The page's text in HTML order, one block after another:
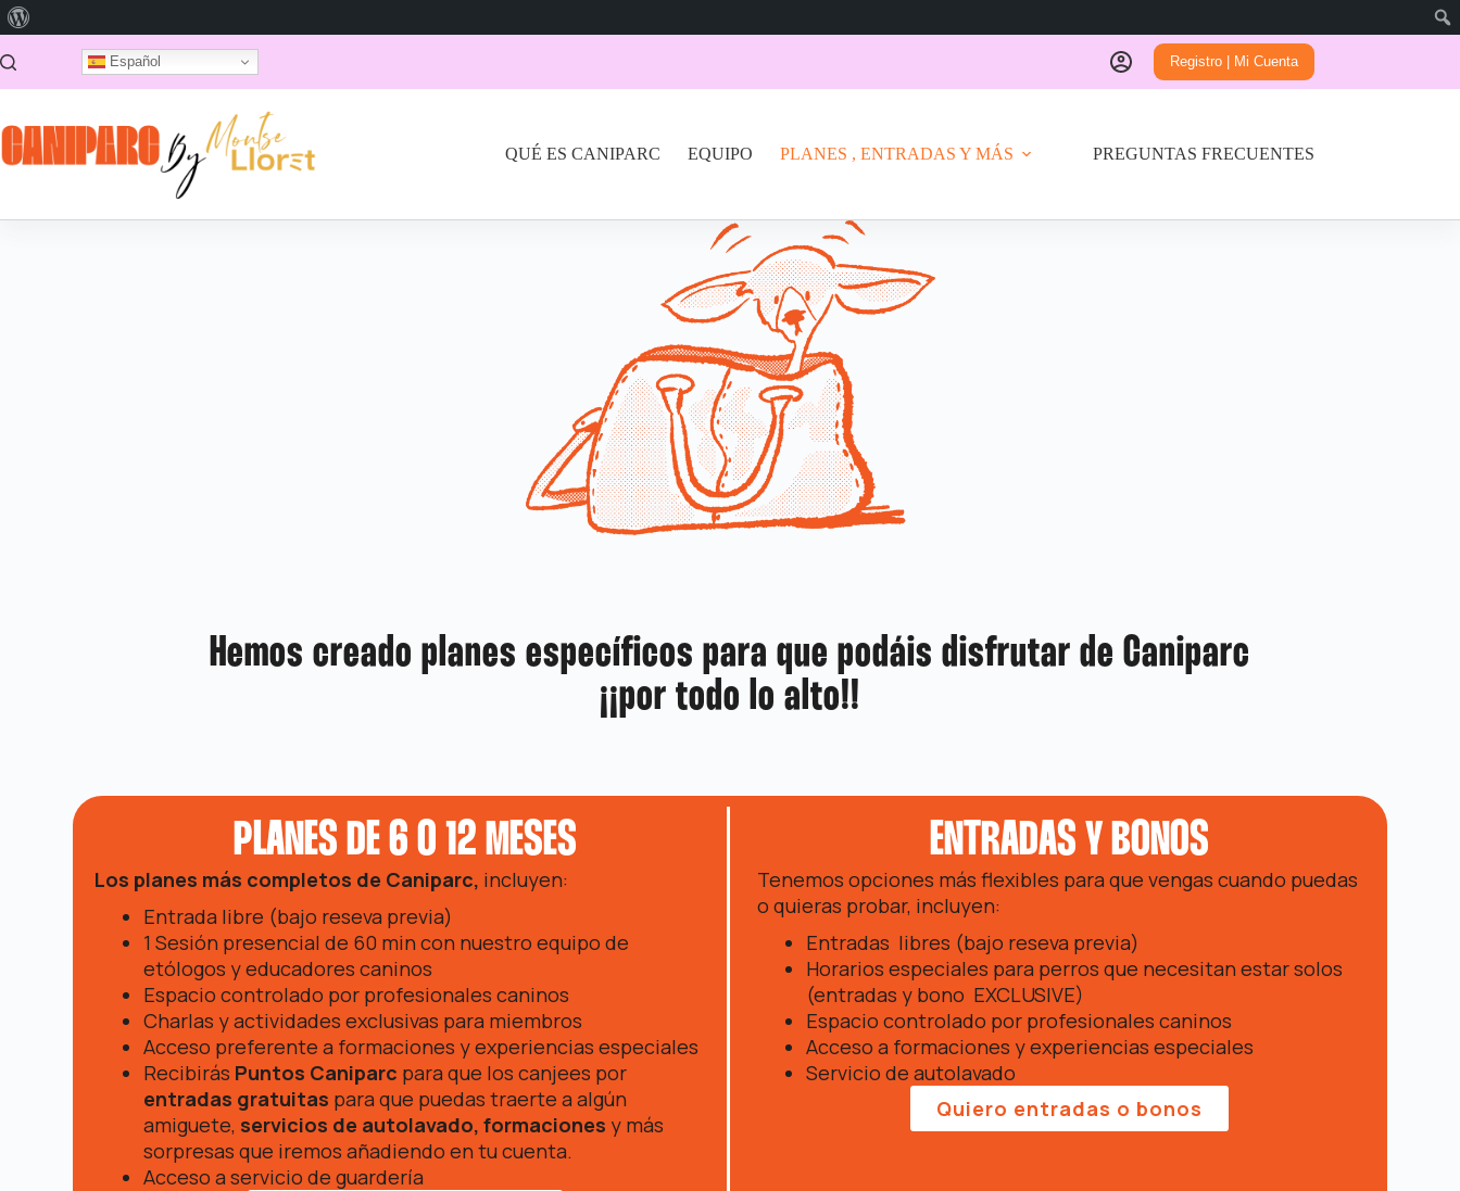
Español Registro | Mi Cuenta
QUÉ ES CANIPARC EQUIPO PLANES , ENTRADAS Y MÁS PREGUNTAS FRECUENTES
Hemos creado planes específicos para que podáis disfrutar de Caniparc
¡¡por todo lo alto!!
PLANES DE 6 O 12 MESES
Los planes más completos de Caniparc, incluyen:
Entrada libre (bajo reseva previa)
1 Sesión presencial de 60 min con nuestro equipo de
etólogos y educadores caninos
Espacio controlado por profesionales caninos
Charlas y actividades exclusivas para miembros
Acceso preferente a formaciones y experiencias especiales
Recibirás Puntos Caniparc para que los canjees por
entradas gratuitas para que puedas traerte a algún
amiguete, servicios de autolavado, formaciones y más
sorpresas que iremos añadiendo en tu cuenta.
Acceso a servicio de guardería
ENTRADAS Y BONOS
Tenemos opciones más flexibles para que vengas cuando puedas
o quieras probar, incluyen:
Entradas libres (bajo reseva previa)
Horarios especiales para perros que necesitan estar solos
(entradas y bono EXCLUSIVE)
Espacio controlado por profesionales caninos
Acceso a formaciones y experiencias especiales
Servicio de autolavado
Quiero entradas o bonos